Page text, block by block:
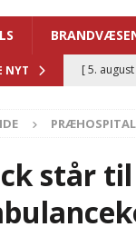
NYT [ 5.
[ 5.
[ 4.
[ 4.
PRÆHOSPITAL
står